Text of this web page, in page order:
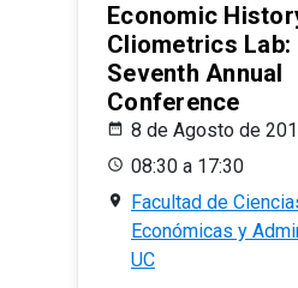
Economic
Cliometrics Lab:
Seventh Annual
Conference
8 de Agosto de
08:30 a 17:30
Facultad de
Económicas y
UC